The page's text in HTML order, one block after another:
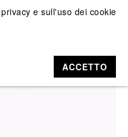
e sull'uso dei cookie
ACCETTO